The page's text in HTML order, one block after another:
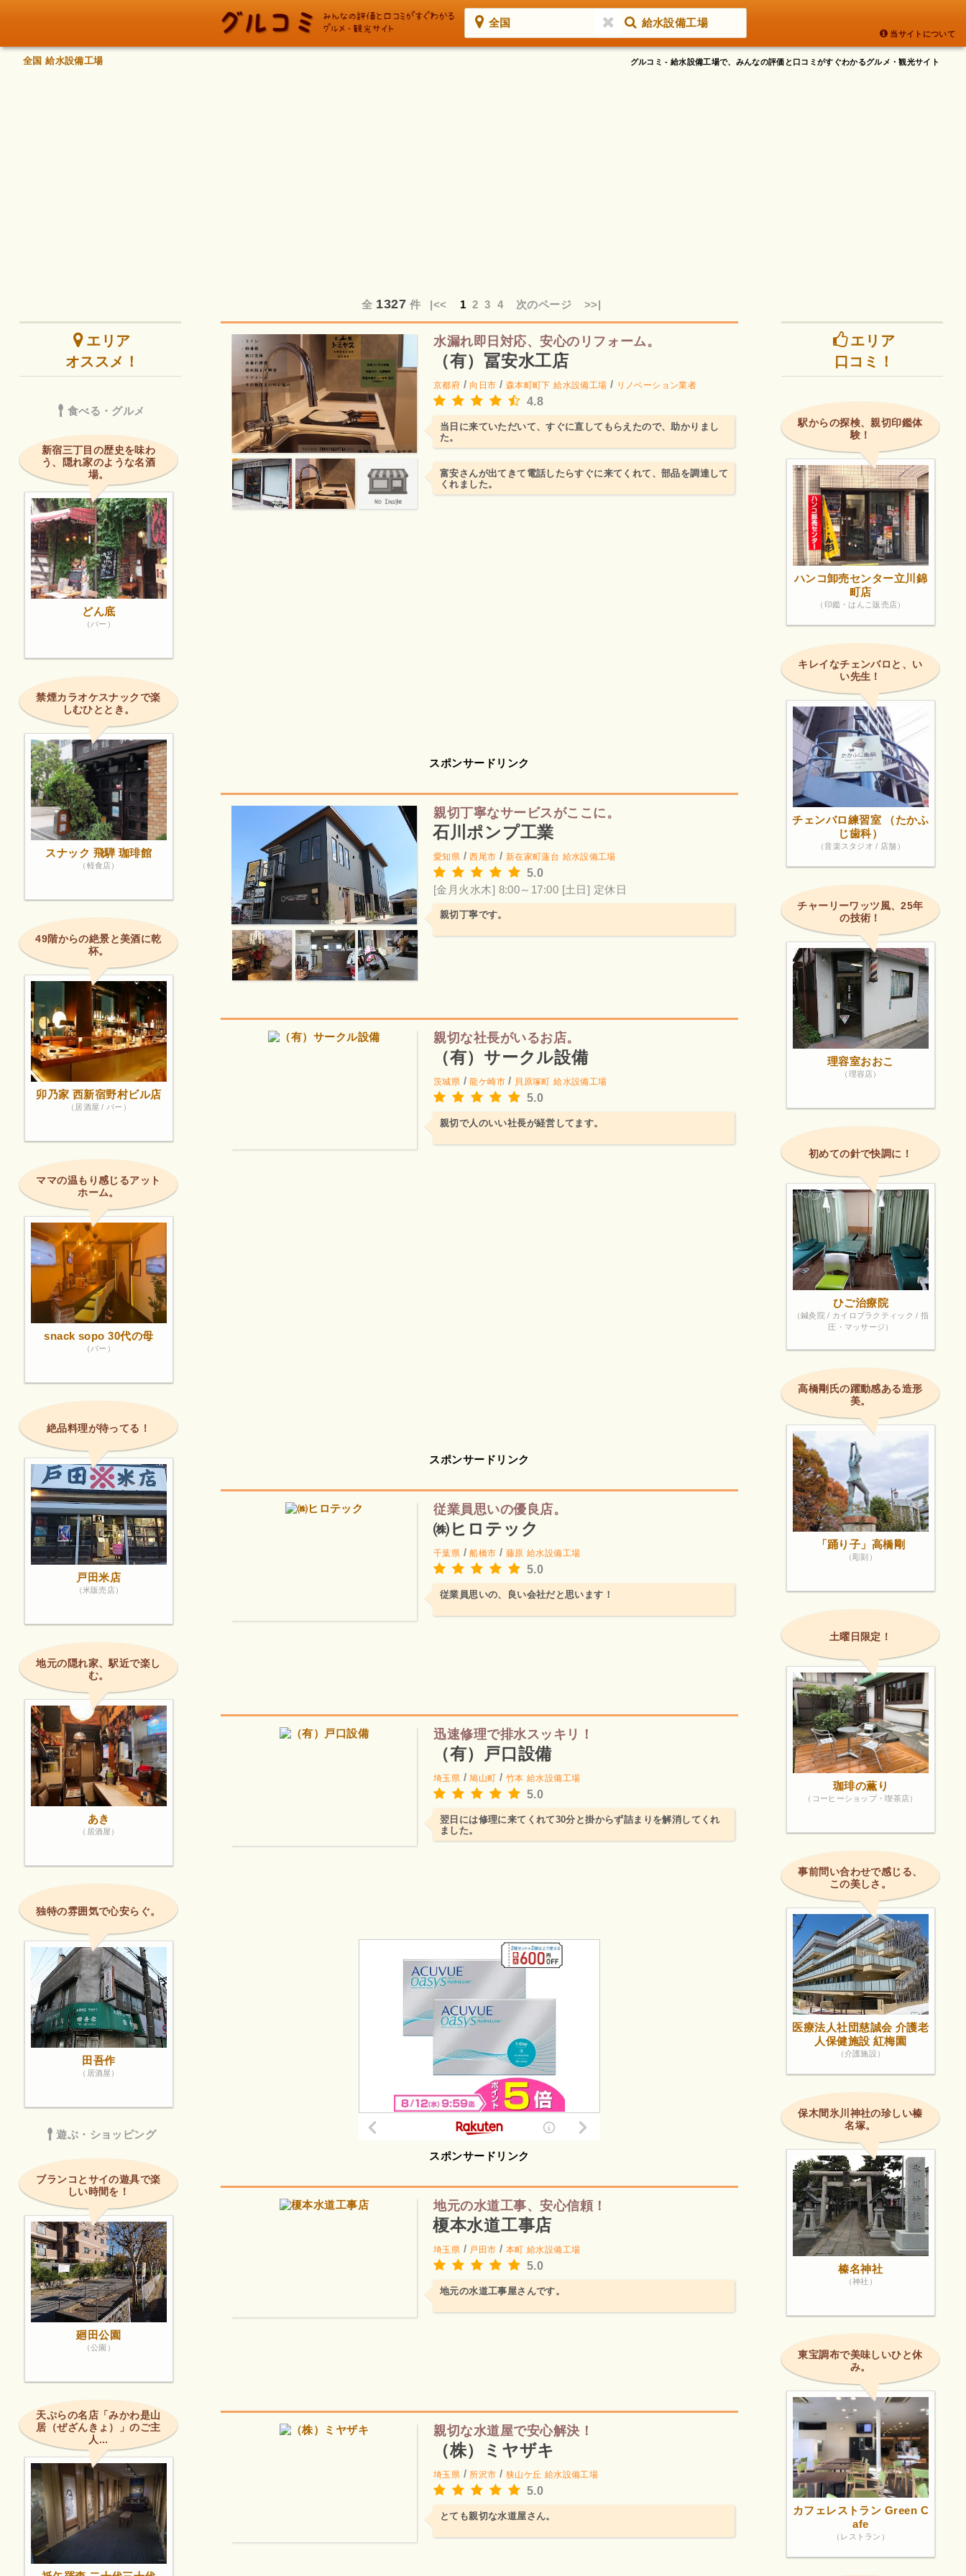
全国 給水設備工場
当サイトについて
グルコミ - 給水設備工場で、みんなの評価と口コミがすぐわかるグルメ・観光サイト
全国 給水設備工場
全 1327 件 |<< 1 2 3 4 次のページ >>|
水漏れ即日対応、安心のリフォーム。
（有）冨安水工店
京都府 /向日市 / 森本町町下 給水設備工場 / リノベーション業者
4.8
当日に来ていただいて、すぐに直してもらえたので、助かりまし
た。
富安さんが出てきて電話したらすぐに来てくれて、部品を調達して
くれました。
スポンサードリンク
親切丁寧なサービスがここに。
石川ポンプ工業
愛知県 /西尾市 / 新在家町蓮台 給水設備工場
5.0
[金月火水木] 8:00～17:00 [土日] 定休日
親切丁寧です。
親切な社長がいるお店。
（有）サークル設備
茨城県 /龍ケ崎市/ 貝原塚町 給水設備工場
5.0
親切で人のいい社長が経営してます。
スポンサードリンク
従業員思いの優良店。
㈱ヒロテック
千葉県 /船橋市 / 藤原 給水設備工場
5.0
従業員思いの、良い会社だと思います！
迅速修理で排水スッキリ！
（有）戸口設備
埼玉県 /鳩山町 / 竹本 給水設備工場
5.0
翌日には修理に来てくれて30分と掛からず詰まりを解消してくれ
ました。
スポンサードリンク
地元の水道工事、安心信頼！
榎本水道工事店
埼玉県 / 戸田市 / 本町 給水設備工場
5.0
地元の水道工事屋さんです。
親切な水道屋で安心解決！
（株）ミヤザキ
埼玉県 / 所沢市 / 狭山ケ丘 給水設備工場
5.0
とても親切な水道屋さん。
エリア
オススメ！
食べる・グルメ
新宿三丁目の歴史を味わ
う、隠れ家のような名酒
場。
どん底
（バー）
禁煙カラオケスナックで楽
しむひととき。
スナック 飛騨 珈琲館
（軽食店）
49階からの絶景と美酒に乾
杯。
卯乃家 西新宿野村ビル店
（居酒屋 / バー）
ママの温もり感じるアット
ホーム。
snack sopo 30代の母
（バー）
絶品料理が待ってる！
戸田米店
（米販売店）
地元の隠れ家、駅近で楽し
む。
あき
（居酒屋）
独特の雰囲気で心安らぐ。
田吾作
（居酒屋）
遊ぶ・ショッピング
ブランコとサイの遊具で楽
しい時間を！
廻田公園
（公園）
天ぷらの名店「みかわ是山
居（ぜざんきょ）」のご主
人...
エリア
口コミ！
駅からの探検、親切印鑑体
験！
ハンコ卸売センター立川錦
町店
（印鑑・はんこ販売店）
キレイなチェンバロと、い
い先生！
チェンバロ練習室 （たかふ
じ歯科）
（音楽スタジオ / 店舗）
チャーリーワッツ風、25年
の技術！
理容室おおこ
（理容店）
初めての針で快調に！
ひご治療院
（鍼灸院 / カイロプラクティック / 指
圧・マッサージ）
高橋剛氏の躍動感ある造形
美。
「踊り子」高橋剛
（彫刻）
土曜日限定！
珈琲の薫り
（コーヒーショップ・喫茶店）
事前問い合わせで感じる、
この美しさ。
医療法人社団慈誠会 介護老
人保健施設 紅梅園
（介護施設）
保木間氷川神社の珍しい榛
名塚。
榛名神社
（神社）
東宝調布で美味しいひと休
み。
カフェレストラン Green C
afe
（レストラン）